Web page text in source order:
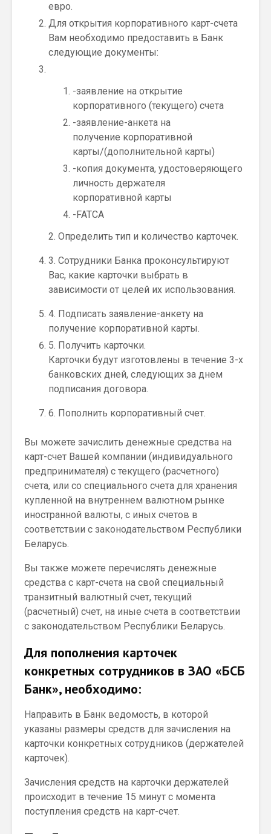
евро.
Для открытия корпоративного карт-счета
Вам необходимо предоставить в Банк
следующие документы:
-заявление на открытие
корпоративного (текущего) счета
-заявление-анкета на
получение корпоративной
карты/(дополнительной карты)
-копия документа, удостоверяющего
личность держателя
корпоративной карты
-FATCA
2. Определить тип и количество карточек.
3. Сотрудники Банка проконсультируют
Вас, какие карточки выбрать в
зависимости от целей их использования.
4. Подписать заявление-анкету на
получение корпоративной карты.
5. Получить карточки.
Карточки будут изготовлены в течение 3-х
банковских дней, следующих за днем
подписания договора.
6. Пополнить корпоративный счет.
Вы можете зачислить денежные средства на
карт-счет Вашей компании (индивидуального
предпринимателя) с текущего (расчетного)
счета, или со специального счета для хранения
купленной на внутреннем валютном рынке
иностранной валюты, с иных счетов в
соответствии с законодательством Республики
Беларусь.
Вы также можете перечислять денежные
средства с карт-счета на свой специальный
транзитный валютный счет, текущий
(расчетный) счет, на иные счета в соответствии
с законодательством Республики Беларусь.
Для пополнения карточек
конкретных сотрудников в ЗАО «БСБ
Банк», необходимо:
Направить в Банк ведомость, в которой
указаны размеры средств для зачисления на
карточки конкретных сотрудников (держателей
карточек).
Зачисления средств на карточки держателей
происходит в течение 15 минут с момента
поступления средств на карт-счет.